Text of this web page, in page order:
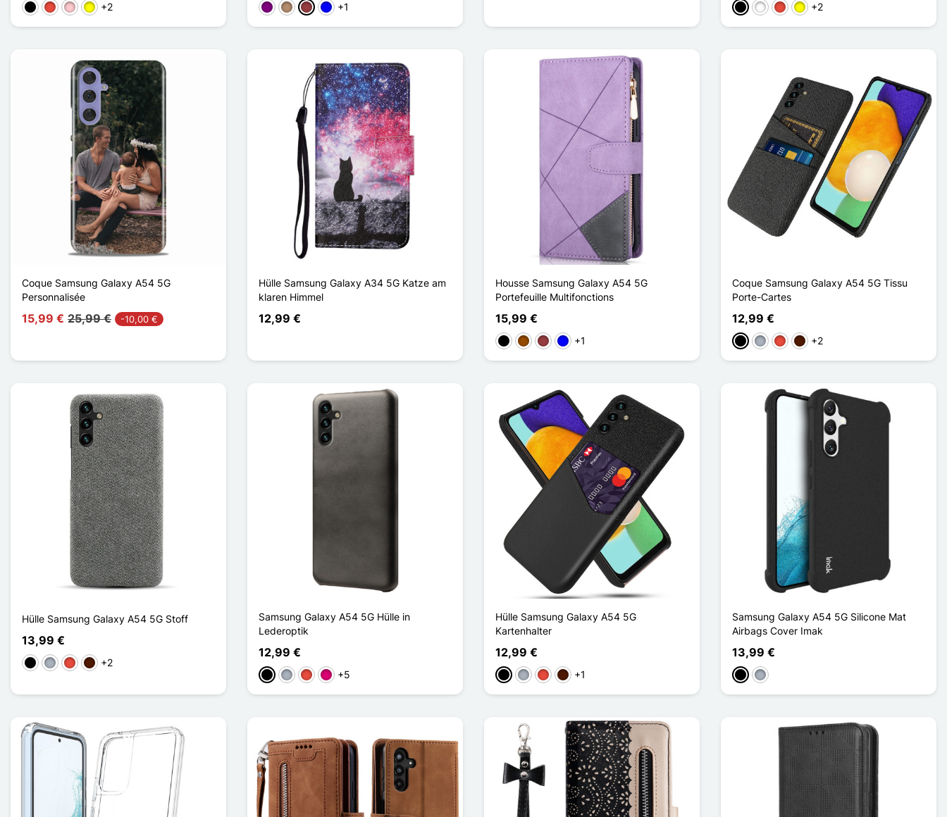
Schwarz
Rot PinkGelb+2 ViolettTaupeDunkelrot
Blau+1 Schwarz
WeißRot Gelb+2
Coque Samsung Galaxy A54 5G
Personnalisée
15,99 € 25,99 € -10,00 €
Hülle Samsung Galaxy A34 5G Katze am
klaren Himmel
12,99 €
Housse Samsung Galaxy A54 5G
Portefeuille Multifonctions
15,99 €
Schwarz
BraunDunkelrot
Blau+1
Coque Samsung Galaxy A54 5G Tissu
Porte-Cartes
12,99 €
Schwarz
GrauRot Dunkelbraun
+2
Hülle Samsung Galaxy A54 5G Stoff
13,99 €
Schwarz
GrauRot Dunkelbraun
+2
Samsung Galaxy A54 5G Hülle in
Lederoptik
12,99 €
Schwarz
GrauRot Magenta
+5
Hülle Samsung Galaxy A54 5G
Kartenhalter
12,99 €
Schwarz
GrauRot Dunkelbraun
+1
Samsung Galaxy A54 5G Silicone Mat
Airbags Cover Imak
13,99 €
Schwarz
Grau